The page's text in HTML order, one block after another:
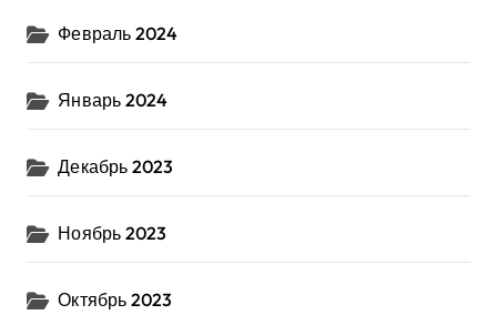
Февраль 2024
Январь 2024
Декабрь 2023
Ноябрь 2023
Октябрь 2023